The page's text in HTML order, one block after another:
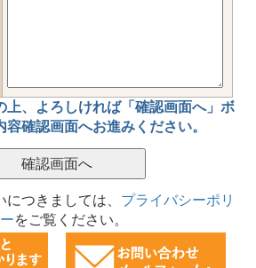
、
よろしければ「確認画面へ」ボ
容確認画面へお進みください。
つきましては、 プライバシーポリ
をご覧ください。